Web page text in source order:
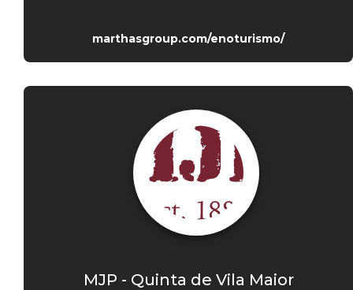
marthasgroup.com/enoturismo/
MJP - Quinta de Vila Maior